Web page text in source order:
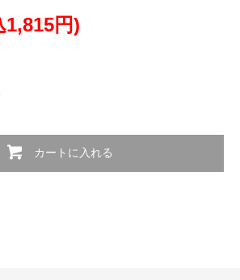
1,815円)
カートに入れる